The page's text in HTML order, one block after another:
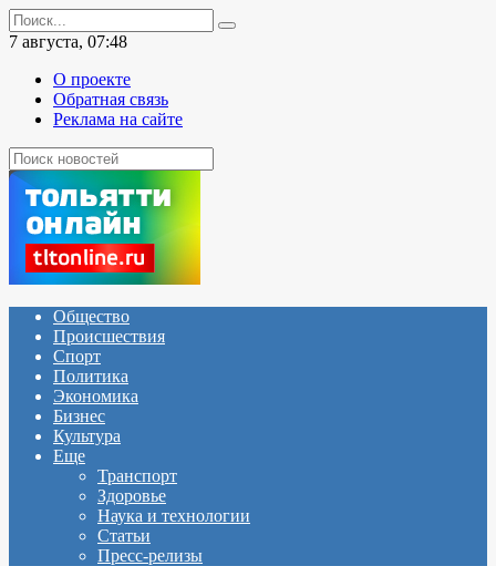
Перейти
к
содержанию
Search
for:
7 августа, 07:48
О проекте
Обратная связь
Реклама на сайте
Общество
Происшествия
Спорт
Политика
Экономика
Бизнес
Культура
Еще
Транспорт
Здоровье
Наука и технологии
Статьи
Пресс-релизы